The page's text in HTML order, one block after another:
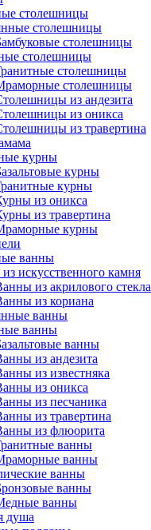
столешницы
столешницы
столешницы
столешницы
столешницы
столешницы
из андезита
из оникса
из травертина
курны
курны
курны
из оникса
из травертина
курны
ванны
искусственного камня
из акрилового стекла
из кориана
ванны
ванны
ванны
из андезита
из известняка
из оникса
из песчаника
из травертина
из флюорита
ванны
ванны
ванны
ванны
ванны
душа